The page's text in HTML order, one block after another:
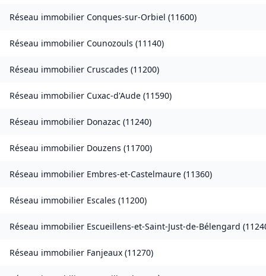
Réseau immobilier Conques-sur-Orbiel (11600)
Réseau immobilier Counozouls (11140)
Réseau immobilier Cruscades (11200)
Réseau immobilier Cuxac-d'Aude (11590)
Réseau immobilier Donazac (11240)
Réseau immobilier Douzens (11700)
Réseau immobilier Embres-et-Castelmaure (11360)
Réseau immobilier Escales (11200)
Réseau immobilier Escueillens-et-Saint-Just-de-Bélengard (
Réseau immobilier Fanjeaux (11270)